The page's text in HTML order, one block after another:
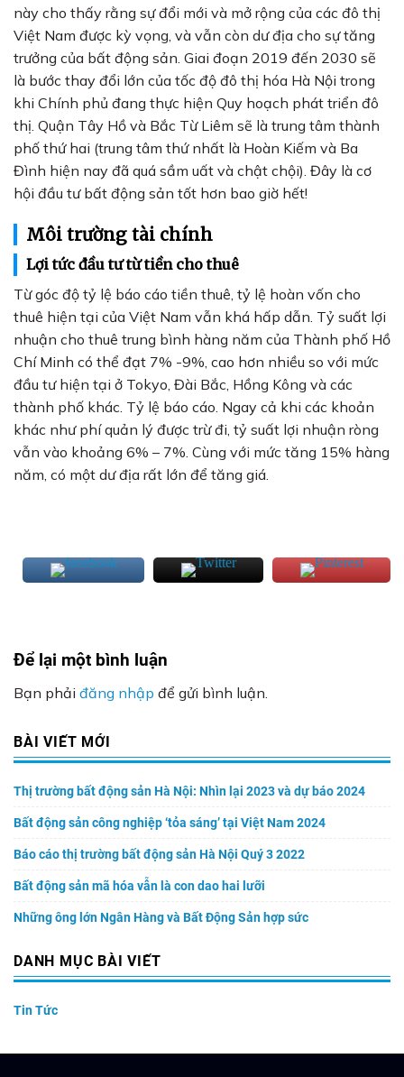
này cho thấy rằng sự đổi mới và mở rộng của các đô thị
Việt Nam được kỳ vọng, và vẫn còn dư địa cho sự tăng
trưởng của bất động sản. Giai đoạn 2019 đến 2030 sẽ
là bước thay đổi lớn của tốc độ đô thị hóa Hà Nội trong
khi Chính phủ đang thực hiện Quy hoạch phát triển đô
thị. Quận Tây Hồ và Bắc Từ Liêm sẽ là trung tâm thành
phố thứ hai (trung tâm thứ nhất là Hoàn Kiếm và Ba
Đình hiện nay đã quá sầm uất và chật chội). Đây là cơ
hội đầu tư bất động sản tốt hơn bao giờ hết!
Môi trường tài chính
Lợi tức đầu tư từ tiền cho thuê
Từ góc độ tỷ lệ báo cáo tiền thuê, tỷ lệ hoàn vốn cho
thuê hiện tại của Việt Nam vẫn khá hấp dẫn. Tỷ suất lợi
nhuận cho thuê trung bình hàng năm của Thành phố Hồ
Chí Minh có thể đạt 7% -9%, cao hơn nhiều so với mức
đầu tư hiện tại ở Tokyo, Đài Bắc, Hồng Kông và các
thành phố khác. Tỷ lệ báo cáo. Ngay cả khi các khoản
khác như phí quản lý được trừ đi, tỷ suất lợi nhuận ròng
vẫn vào khoảng 6% – 7%. Cùng với mức tăng 15% hàng
năm, có một dư địa rất lớn để tăng giá.
Để lại một bình luận
Bạn phải đăng nhập để gửi bình luận.
BÀI VIẾT MỚI
Thị trường bất động sản Hà Nội: Nhìn lại 2023 và dự báo 2024
Bất động sản công nghiệp ‘tỏa sáng’ tại Việt Nam 2024
Báo cáo thị trường bất động sản Hà Nội Quý 3 2022
Bất động sản mã hóa vẫn là con dao hai lưỡi
Những ông lớn Ngân Hàng và Bất Động Sản hợp sức
DANH MỤC BÀI VIẾT
Tin Tức